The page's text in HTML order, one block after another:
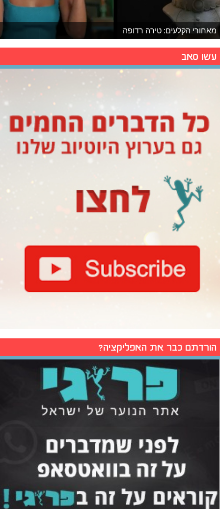
מאחורי הקלעים: טירה רדופה
עשו סאב
הורדתם כבר את האפליקציה?